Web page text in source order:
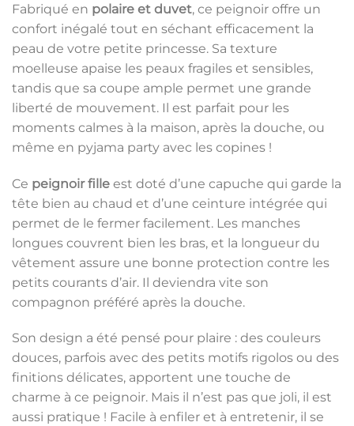
Fabriqué en polaire et duvet, ce peignoir offre un
confort inégalé tout en séchant efficacement la
peau de votre petite princesse. Sa texture
moelleuse apaise les peaux fragiles et sensibles,
tandis que sa coupe ample permet une grande
liberté de mouvement. Il est parfait pour les
moments calmes à la maison, après la douche, ou
même en pyjama party avec les copines !
Ce peignoir fille est doté d’une capuche qui garde la
tête bien au chaud et d’une ceinture intégrée qui
permet de le fermer facilement. Les manches
longues couvrent bien les bras, et la longueur du
vêtement assure une bonne protection contre les
petits courants d’air. Il deviendra vite son
compagnon préféré après la douche.
Son design a été pensé pour plaire : des couleurs
douces, parfois avec des petits motifs rigolos ou des
finitions délicates, apportent une touche de
charme à ce peignoir. Mais il n’est pas que joli, il est
aussi pratique ! Facile à enfiler et à entretenir, il se